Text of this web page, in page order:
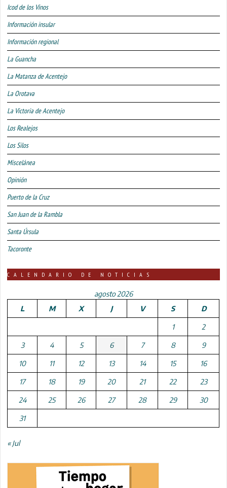
Icod de los Vinos
Información insular
Información regional
La Guancha
La Matanza de Acentejo
La Orotava
La Victoria de Acentejo
Los Realejos
Los Silos
Miscelánea
Opinión
Puerto de la Cruz
San Juan de la Rambla
Santa Úrsula
Tacoronte
CALENDARIO DE NOTICIAS
agosto 2026
L
M X J V S D
1 2
3 4 5 6 7 8 9
10 11 12 13 14 15 16
17 18 19 20 21 22 23
24 25 26 27 28 29 30
31
« Jul